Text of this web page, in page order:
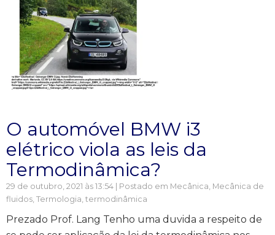
O automóvel BMW i3
elétrico viola as leis da
Termodinâmica?
29 de outubro, 2021 às 13:54 | Postado em Mecânica, Mecânica de
fluidos, Termologia, termodinâmica
Prezado Prof. Lang Tenho uma duvida a respeito de